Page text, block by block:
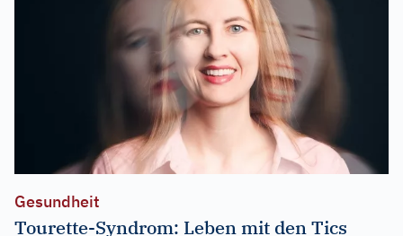
Gesundheit
Tourette-Syndrom: Leben mit den Tics